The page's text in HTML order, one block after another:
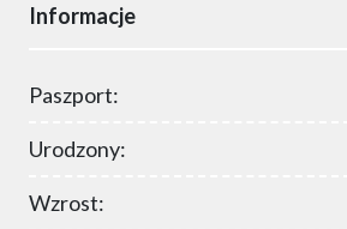
Informacje
Paszport:
Urodzony:
Wzrost: